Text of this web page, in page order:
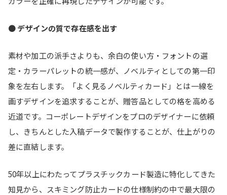
●デザインの質で存在感を出す
素材や加工の派手さよりも、余白の使い方・フォントの選
定・カラーパレットの統一感が、ノベルティとしての第一印
象を左右します。「よく見るノベルティカード」とは一線を
画すデザインを追求することが、贈答品としての格を高める
近道です。コーポレートデザインをプロのデザイナーに依頼
し、きちんとした入稿データで製作することが、仕上がりの
差に直結します。
50年以上にわたってプラスチックカード製造に特化してきた
知見から、スキミング防止カードの仕様制約の中で最大限の